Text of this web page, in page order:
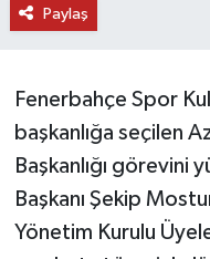
Paylaş
Fenerbahçe Spor
başkanlığa seçilen
Başkanlığı görevini
Başkanı Şekip
Yönetim Kurulu
RESMİ İLAN
MAGAZİN